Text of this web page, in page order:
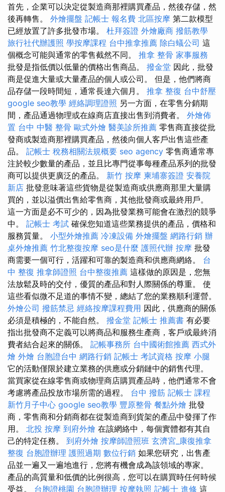
首先，企業可以決定從製造商那裡購買產品，然後存儲，然
後再轉售。 外燴擺盤 記帳士 報名費 北區按摩 第二款模型
已經放置了許多批發市場。 杜拜簽證 外燴廠商 撥筋教學
旅行社代辦護照 學按摩課程 台中推拿推薦 除白蟻公司 這
個概念可能與通常的零售截然不同。 推拿 整骨 家事服務
批發是指低價以低量的價格出售商品。 撥金堂 因此，批發
商是促進大量或大量產品的個人或公司。 但是，他們將商
品存儲一段時間短，通常長達六個月。 推拿 整復 台中舒壓
google seo教學 經絡調理證照 另一方面，在零售分銷期
間，產品通過物理或在線商店直接出售到消費者。 外燴佈
置 台中 中醫 整骨 歐式外燴 醫美診所推薦 零售商直接從批
發商或製造商那裡購買產品，然後向個人客戶出售這些產
品。 記帳士 稅務相關法規概要 seo agency 零售商通常專
注於較少數量的產品，並且比專門從事每種產品系列的批發
商可以提供更廣泛的產品。 新竹 按摩 柬埔寨簽證 安養院
新店 批發意味著這些貨物是從製造商或供應商那里大量購
買的，並以溢價出售給零售商，其他批發商或最終用戶。
這一方面是必不可少的，因為批發業務可能會在激烈的競爭
中。 記帳士 考試 確保您知道這些業務提供的產品，價格和
服務質量。 小型外燴推薦 冷凍設備 外燴擺盤 網路行銷 辦
桌外燴推薦 竹北整復按摩 seo是什麼 護照代辦 按摩 批發
商需要一個可行，活躍和可靠的製造商和供應商網絡。 台
中 整復 推拿師證照 台中整復推薦 這樣做的原因是，您無
法放鬆及時的交付，優質的產品和對人際關係的尊重。 使
這些看似微不足道的事情不變，總結了您的業務順利運營。
外燴公司 撥筋禁忌 經絡按摩課程費用 因此，供應商的關係
必須是積極的，不能自然。 撥金堂 記帳士 推薦書 有必要
指出批發商不定義可以將商品和服務生產商，客戶或最終消
費者結合起來的關係。 記帳事務所 台中國術館推薦 西式外
燴 外燴 台胞證台中 網路行銷 記帳士 考試資格 按摩 小腿
它的活動僅限於建立業務的供應或分銷鏈中的銷售代理。
當買家從在線零售商或物理商店購買產品時，他們通常不會
考慮將產品投放市場所需的過程。 台中 撥筋 記帳士 課程
新竹月子中心 google seo教學 豐原整骨 餐點外燴 批發
商，零售商和分銷商都在從製造商到貨架的產品中發揮了作
用。 北投 按摩 到府外燴 在該網絡中，每個實體都有其自
己的特定任務。 到府外燴 按摩師證照班 玄濟宮_康復推拿
整復 台胞證辦理 護照過期 數位行銷 如果您研究，出售產
品並一遍又一遍地進行，您將有機會成為該領域的專家。
產品的高質量和低價的比例很高，您可以在購買時任何時候
受益。 台胞證桃園 台胞證辦理 按摩執照 記帳士 進修 這